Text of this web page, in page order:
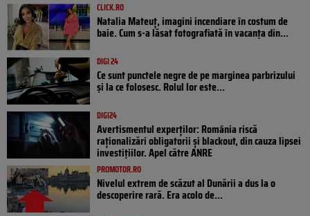
CLICK.RO
Natalia Mateuț, imagini incendiare în costum de
baie. Cum s-a lăsat fotografiată în vacanța din...
DIGI 24
Ce sunt punctele negre de pe marginea parbrizului
și la ce folosesc. Rolul lor este...
DIGI24
Avertismentul experților: România riscă
raționalizări obligatorii și blackout, din cauza lipsei
investițiilor. Apel către ANRE
PROMOTOR.RO
Nivelul extrem de scăzut al Dunării a dus la o
descoperire rară. Era acolo de...